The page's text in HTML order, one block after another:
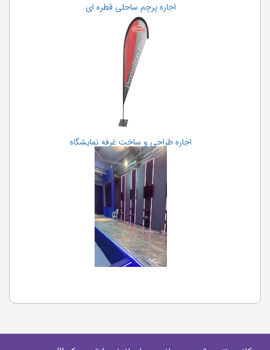
اجاره پرچم ساحلی قطره ای
اجاره طراحی و ساخت غرفه نمایشگاه